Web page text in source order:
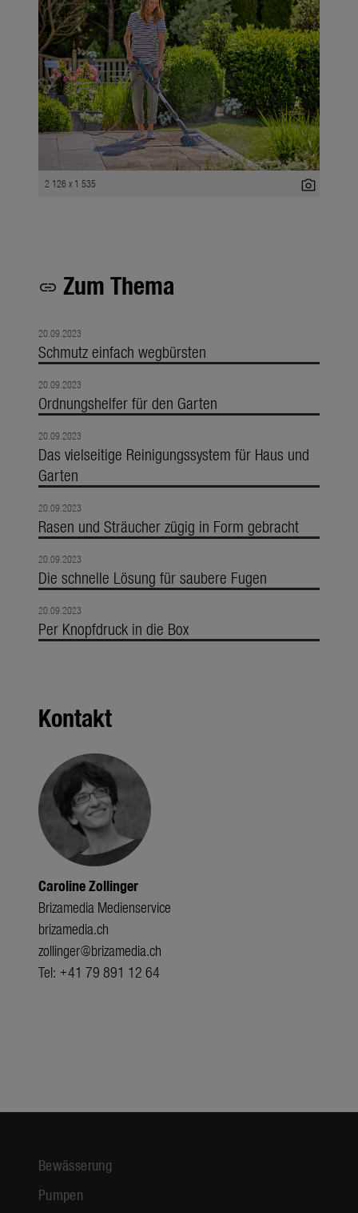
2 126 x 1 535 photo_camera
link Zum Thema
20.09.2023
Schmutz einfach wegbürsten
20.09.2023
Ordnungshelfer für den Garten
20.09.2023
Das vielseitige Reinigungssystem für Haus und
Garten
20.09.2023
Rasen und Sträucher zügig in Form gebracht
20.09.2023
Die schnelle Lösung für saubere Fugen
20.09.2023
Per Knopfdruck in die Box
Kontakt
Caroline Zollinger
Brizamedia Medienservice
brizamedia.ch
zollinger@brizamedia.ch
Tel: +41 79 891 12 64
Bewässerung
Pumpen